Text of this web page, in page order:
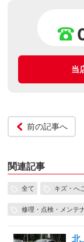
当
前の記事へ
関連記事
全て キズ・へ
修理・点検・メンテ
北